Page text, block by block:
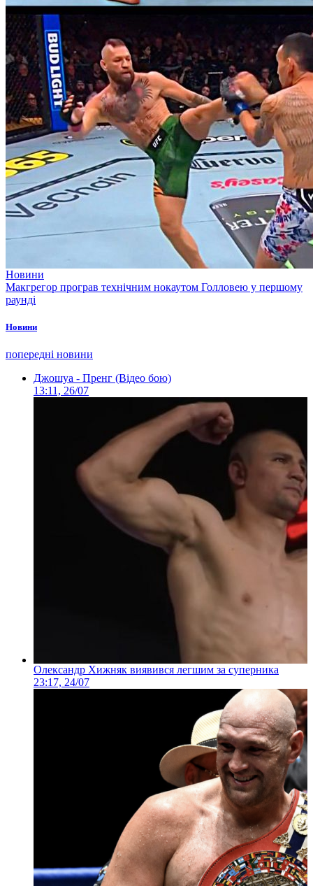
Новини
Макгрегор програв технічним нокаутом Голловею у першому
раунді
Новини
попередні новини
Джошуа - Пренг (Відео бою)
13:11, 26/07
Олександр Хижняк виявився легшим за суперника
23:17, 24/07